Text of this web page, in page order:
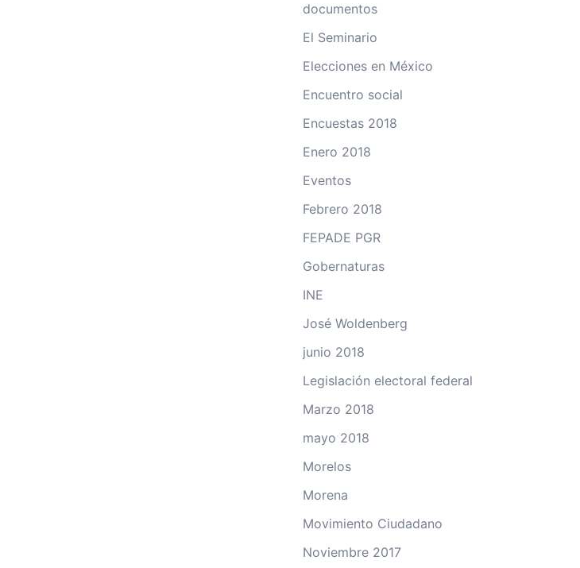
documentos
El Seminario
Elecciones en México
Encuentro social
Encuestas 2018
Enero 2018
Eventos
Febrero 2018
FEPADE PGR
Gobernaturas
INE
José Woldenberg
junio 2018
Legislación electoral federal
Marzo 2018
mayo 2018
Morelos
Morena
Movimiento Ciudadano
Noviembre 2017